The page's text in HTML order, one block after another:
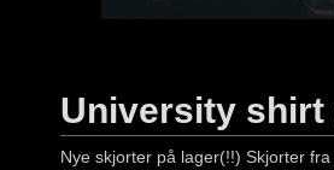
University shirt
Nye skjorter på lager(!!) Skjorter fra